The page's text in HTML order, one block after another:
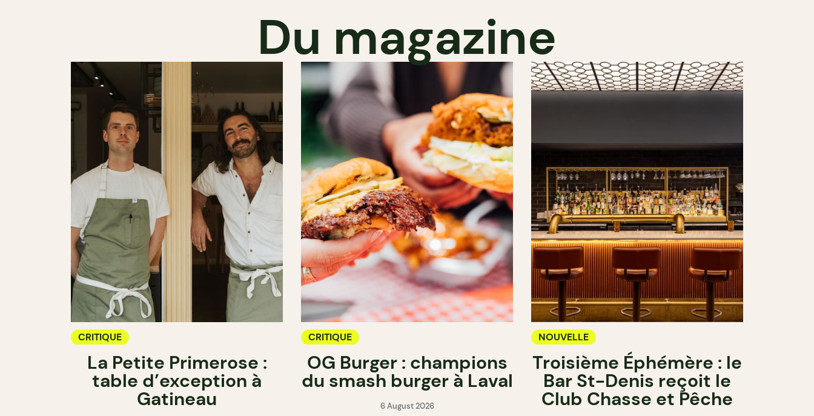
Du magazine
CRITIQUE
La Petite Primerose :
table d’exception à
Gatineau
CRITIQUE
OG Burger : champions
du smash burger à Laval
6 August 2026
NOUVELLE
Troisième Éphémère : le
Bar St-Denis reçoit le
Club Chasse et Pêche